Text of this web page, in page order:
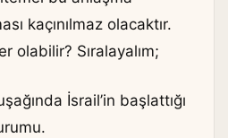
kaçınılmaz olacaktır.
olabilir? Sıralayalım;
İsrail’in başlattığı